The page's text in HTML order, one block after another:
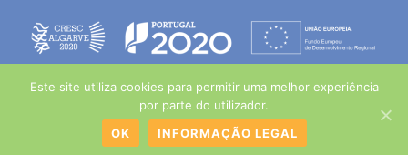
© Sorrisos Traquinas | Web Design by Growme|
Este site utiliza cookies para permitir uma melhor experiência
por parte do utilizador.
OK
INFORMAÇÃO LEGAL